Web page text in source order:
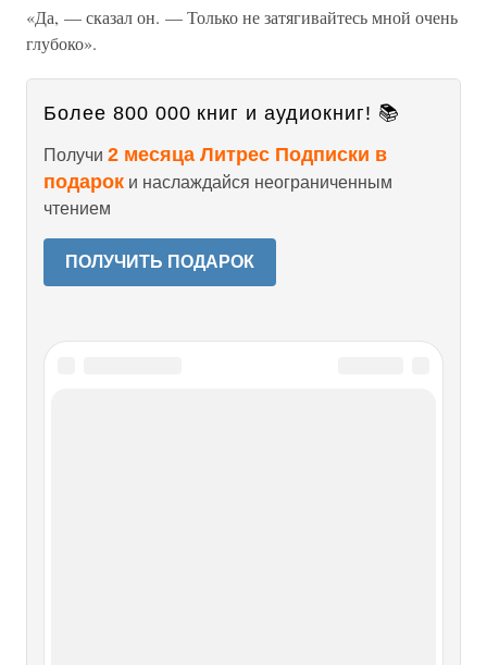
«Да, — сказал он. — Только не затягивайтесь мной очень
глубоко».
Более 800 000 книг и аудиокниг! 📚
Получи 2 месяца Литрес Подписки в
подарок и наслаждайся неограниченным
чтением
ПОЛУЧИТЬ ПОДАРОК